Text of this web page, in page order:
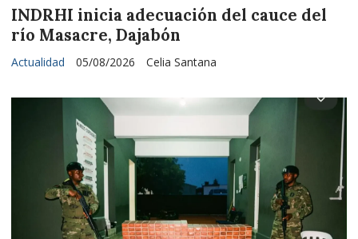
INDRHI inicia adecuación del cauce del
río Masacre, Dajabón
Celia Santana
Actualidad 05/08/2026